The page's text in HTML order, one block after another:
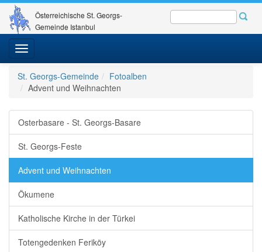
Österreichische St. Georgs-
Gemeinde Istanbul
Toggle
navigation
St. Georgs-Gemeinde
Fotoalben
Advent und Weihnachten
Osterbasare - St. Georgs-Basare
St. Georgs-Feste
Advent und Weihnachten
Ökumene
Katholische Kirche in der Türkei
Totengedenken Feriköy